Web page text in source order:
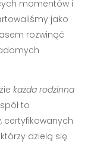
momentów i
jako
rozwinąć
każda rodzinna
to
certyfikowanych
dzielą się